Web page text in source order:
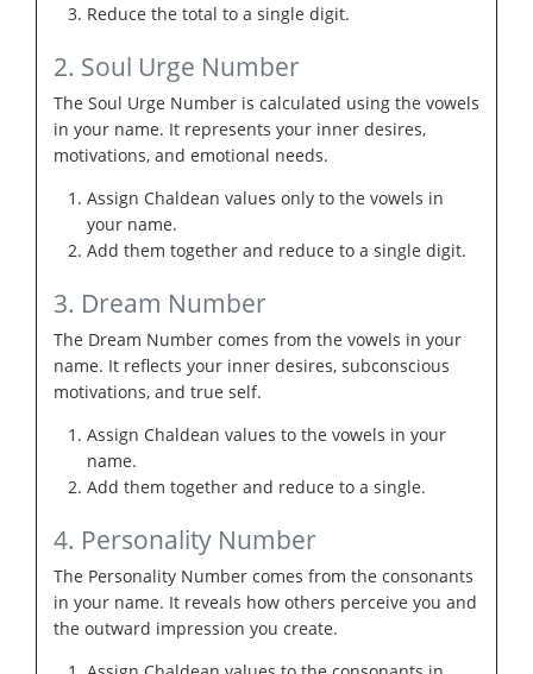
Reduce the total to a single digit.
2. Soul Urge Number
The Soul Urge Number is calculated using the vowels
in your name. It represents your inner desires,
motivations, and emotional needs.
Assign Chaldean values only to the vowels in
your name.
Add them together and reduce to a single digit.
3. Dream Number
The Dream Number comes from the vowels in your
name. It reflects your inner desires, subconscious
motivations, and true self.
Assign Chaldean values to the vowels in your
name.
Add them together and reduce to a single.
4. Personality Number
The Personality Number comes from the consonants
in your name. It reveals how others perceive you and
the outward impression you create.